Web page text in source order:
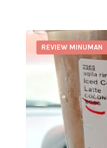
REVIEW MINUMAN